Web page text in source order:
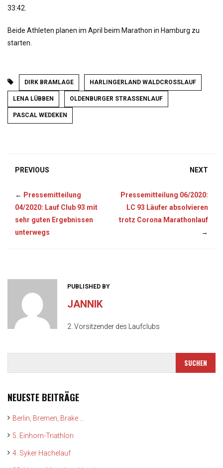
33:42.
Beide Athleten planen im April beim Marathon in Hamburg zu
starten.
DIRK BRAMLAGE HARLINGERLAND WALDCROSSLAUF
LENA LÜBBEN OLDENBURGER STRASSENLAUF
PASCAL WEDEKEN
PREVIOUS
← Pressemitteilung
04/2020: Lauf Club 93 mit
sehr guten Ergebnissen
unterwegs
NEXT
Pressemitteilung 06/2020:
LC 93 Läufer absolvieren
trotz Corona Marathonlauf
→
PUBLISHED BY
JANNIK
2. Vorsitzender des Laufclubs
NEUESTE BEITRÄGE
Berlin, Bremen, Brake …
5. Einhorn-Triathlon
4. Syker Hachelauf